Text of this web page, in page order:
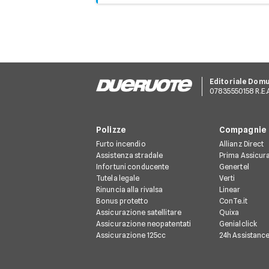
permette di risparmiare sui mesi di
Copia del libretto di circolazione
Copia del documento d'identità
telematicamente).
Editoriale
07835550158
Polizze
Furto incendio
Assistenza stradale
Infortuni conducente
Tutela legale
Rinuncia alla rivalsa
Bonus protetto
Assicurazione satellitare
Assicurazione neopatentati
Assicurazione 125cc
Compagnie
Allianz Direct
Prima
Genertel
Verti
Linear
ConTe.it
Quixa
Genialclick
24h Assistance